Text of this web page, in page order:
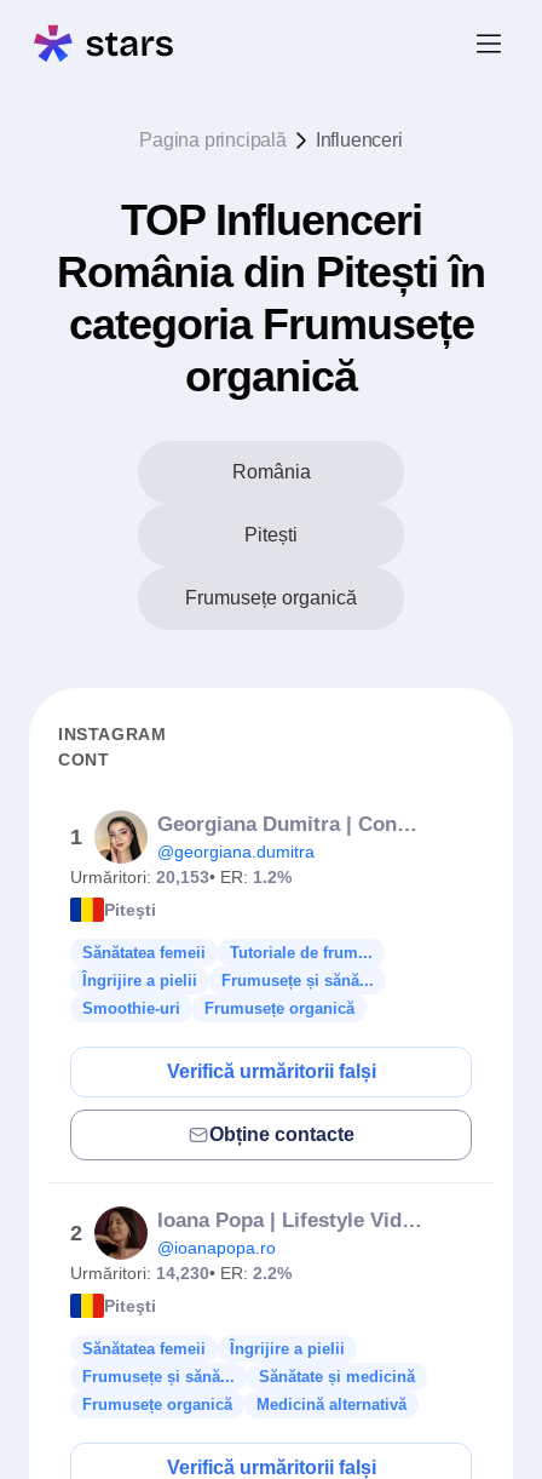
Pagina principală Influenceri
TOP Influenceri
România din Pitești în
categoria Frumusețe
organică
România
Pitești
Frumusețe organică
INSTAGRAM
CONT
1
Georgiana Dumitra | Content Creator
@georgiana.dumitra
Urmăritori: 20,153• ER: 1.2%
Piteşti
Sănătatea femeii
Tutoriale de frum...
Îngrijire a pielii
Frumusețe și sănă...
Smoothie-uri
Frumusețe organică
Verifică urmăritorii falși
Obține contacte
2
Ioana Popa | Lifestyle Video Creator
@ioanapopa.ro
Urmăritori: 14,230• ER: 2.2%
Piteşti
Sănătatea femeii
Îngrijire a pielii
Frumusețe și sănă...
Sănătate și medicină
Frumusețe organică
Medicină alternativă
Verifică urmăritorii falși